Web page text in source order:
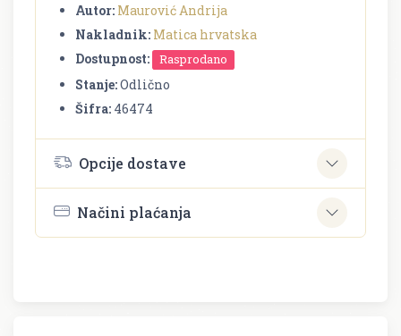
Autor: Maurović Andrija
Nakladnik: Matica hrvatska
Dostupnost:
Rasprodano
Stanje:Odlično
Šifra: 46474
Opcije dostave
Načini plaćanja